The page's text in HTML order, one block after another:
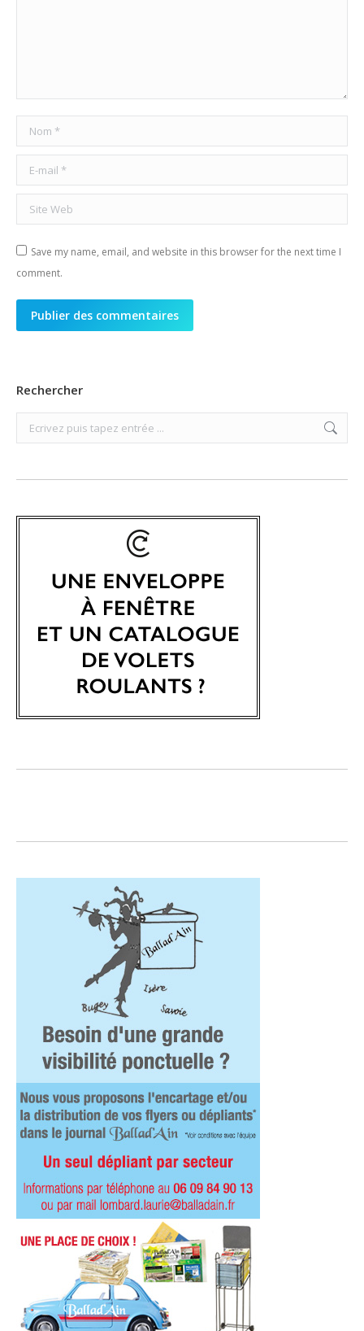
Nom *
E-mail *
Site Web
Save my name, email, and website in this browser for the next time I
comment.
Publier des commentaires
Rechercher
Search: